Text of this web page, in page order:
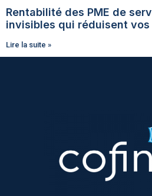
Rentabilité des PME de
invisibles qui réduisent
Lire la suite »